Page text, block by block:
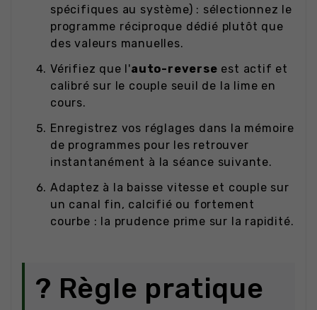
spécifiques au système) : sélectionnez le
programme réciproque dédié plutôt que
des valeurs manuelles.
Vérifiez que l'auto-reverse est actif et
calibré sur le couple seuil de la lime en
cours.
Enregistrez vos réglages dans la mémoire
de programmes pour les retrouver
instantanément à la séance suivante.
Adaptez à la baisse vitesse et couple sur
un canal fin, calcifié ou fortement
courbe : la prudence prime sur la rapidité.
? Règle pratique